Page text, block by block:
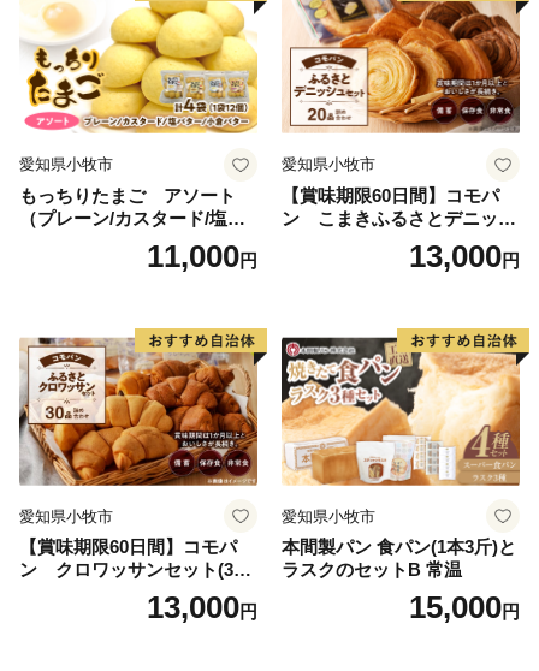
なる地方団体としての指定を受けております。
【担当課連絡先】
鎌倉市文化観光部産業課ふるさと寄附金担当
FAX 0467-23-8700
メール furusatokifu@city.kamakura.kanagawa.jp
愛知県小牧市
もっちりたまご アソート
（プレーン/カスタード/塩バ
ター/小倉バター）11,000円
愛知県小牧市
【賞味期限60日間】コモパ
ン こまきふるさとデニッシ
ュセット（20個入り）／災害
用備蓄 保存食 非常食 防災グ
13,000円
愛知県小牧市
【賞味期限60日間】コモパ
ン クロワッサンセット(30
個入り)／災害用備蓄 保存食
非常食 防災グッズにも
13,000円
愛知県小牧市
本間製パン 食パン(1本3斤)と
ラスクのセットB 常温
15,000円